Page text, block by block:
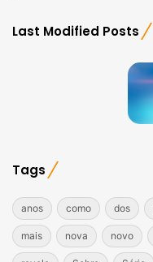
Last Modified Posts
Tags
anos como dos
mais nova novo